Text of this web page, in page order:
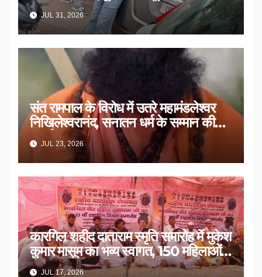
JUL 31, 2026
संत रामपाल के विरोध में उतरे महामंडलेश्वर
निखिलेश्वरानंद, सनातन धर्म के सम्मान की
उठाई मांग
JUL 23, 2026
कारगिल शहीद दाताराम स्मृति समारोह में मुकेश
कुमार मासूम का भव्य स्वागत, 150 महिलाओं
का सम्मान
JUL 17, 2026